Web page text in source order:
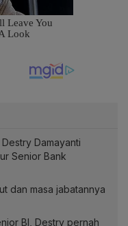
Damayanti
Senior Bank
dan masa jabatannya
BI, Destry pernah